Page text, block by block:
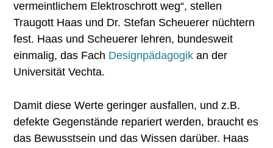
vermeintlichem Elektroschrott weg“, stellen
Traugott Haas und Dr. Stefan Scheuerer nüchtern
fest. Haas und Scheuerer lehren, bundesweit
einmalig, das Fach Designpädagogik an der
Universität Vechta.
Damit diese Werte geringer ausfallen, und z.B.
defekte Gegenstände repariert werden, braucht es
das Bewusstsein und das Wissen darüber. Haas